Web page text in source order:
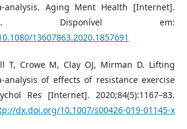
analysis. Aging Ment Health [Internet].
Disponível em:
13607863.2020.1857691
T, Crowe M, Clay OJ, Mirman D. Lifting
analysis of effects of resistance exercise
Res [Internet]. 2020;84(5):1167–83.
dx.doi.org/10.1007/s00426-019-01145-x